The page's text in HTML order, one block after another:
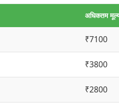
अधिकतम
₹7100
₹3800
₹2800